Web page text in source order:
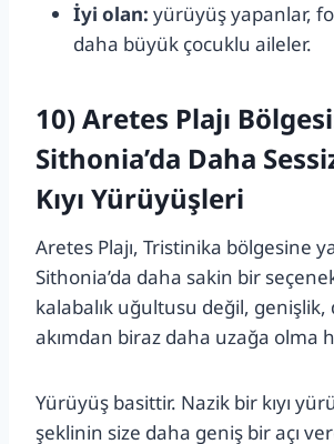
İyi olan: yürüyüş yapanlar,
daha büyük çocuklu aileler.
10) Aretes Plajı
Sithonia’da Daha
Kıyı Yürüyüşleri
Aretes Plajı, Tristinika bölgesine
Sithonia’da daha sakin bir
kalabalık uğultusu değil, genişlik,
akımdan biraz daha uzağa olma
Yürüyüş basittir. Nazik bir kıyı
şeklinin size daha geniş bir açı